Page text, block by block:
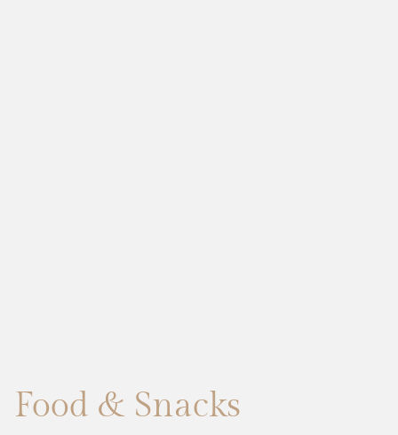
Food & Snacks